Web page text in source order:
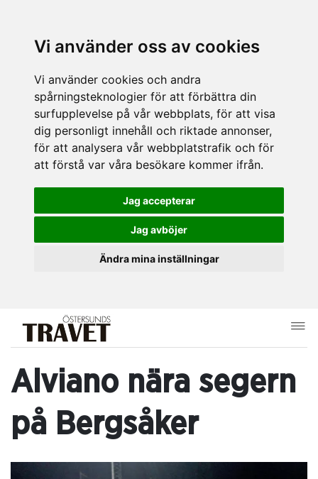
Vi använder oss av cookies
Vi använder cookies och andra
spårningsteknologier för att förbättra din
surfupplevelse på vår webbplats, för att visa
dig personligt innehåll och riktade annonser,
för att analysera vår webbplatstrafik och för
att förstå var våra besökare kommer ifrån.
Jag accepterar
Jag avböjer
Ändra mina inställningar
Alviano nära segern
på Bergsåker